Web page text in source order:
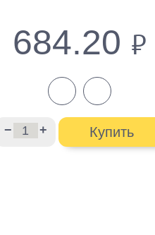
684.20 руб.
− + Купить